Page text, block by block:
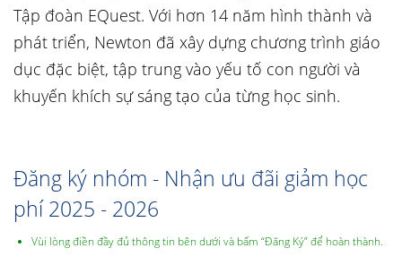
Tập đoàn EQuest. Với hơn 14 năm hình thành và
phát triển, Newton đã xây dựng chương trình giáo
dục đặc biệt, tập trung vào yếu tố con người và
khuyến khích sự sáng tạo của từng học sinh.
Đăng ký nhóm - Nhận ưu đãi giảm học
phí 2025 - 2026
Vùi lòng điền đầy đủ thông tin bên dưới và bấm “Đăng Ký” để hoàn thành.